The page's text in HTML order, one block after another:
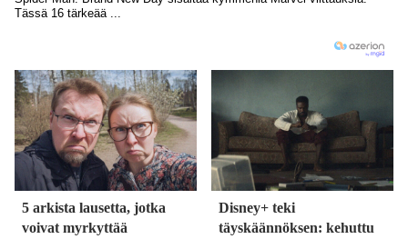
5 arkista lausetta, jotka
voivat myrkyttää
Disney+ teki
täyskäännöksen: kehuttu